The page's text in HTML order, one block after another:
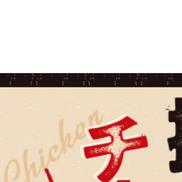
挽肉のチカラ
こだわり